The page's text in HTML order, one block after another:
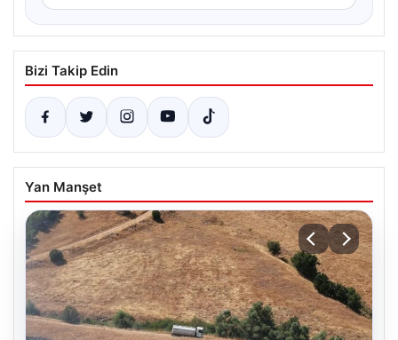
Bizi Takip Edin
Yan Manşet